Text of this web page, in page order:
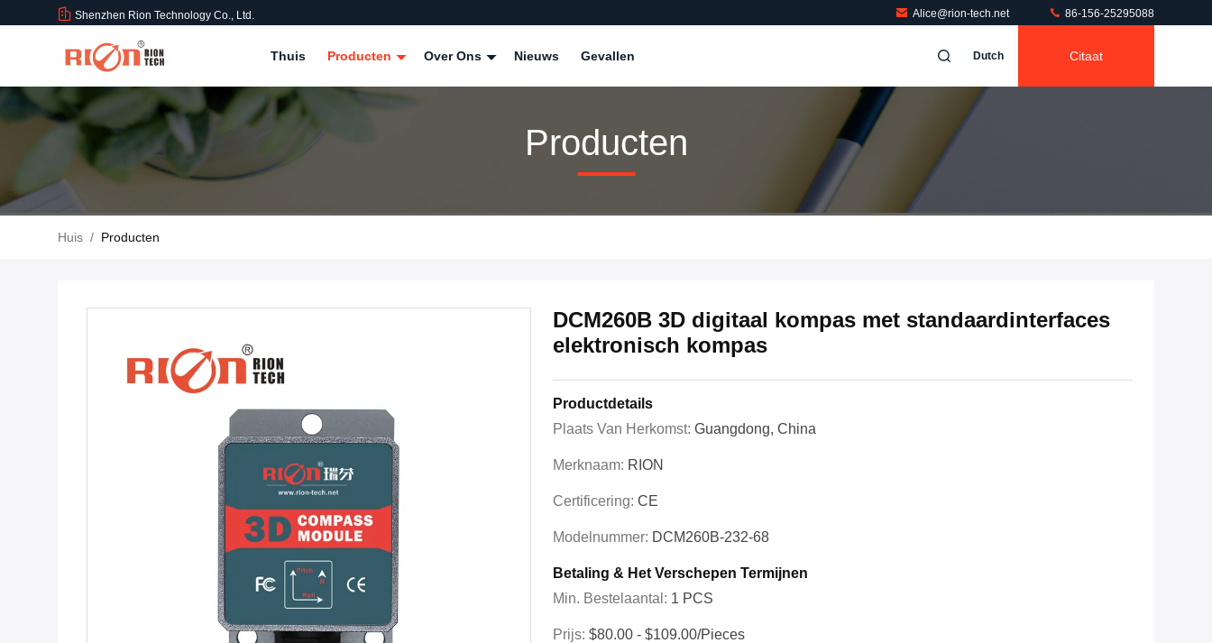
Shenzhen Rion Technology Co., Ltd. Alice@rion-tech.net 86-156-25295088
Thuis Producten Over Ons Nieuws Gevallen Dutch Citaat
Producten
Huis / Producten
DCM260B 3D digitaal kompas met standaardinterfaces
elektronisch kompas
Productdetails
Plaats Van Herkomst: Guangdong, China
Merknaam: RION
Certificering: CE
Modelnummer: DCM260B-232-68
Betaling & Het Verschepen Termijnen
Min. Bestelaantal: 1 PCS
Prijs: $80.00 - $109.00/Pieces